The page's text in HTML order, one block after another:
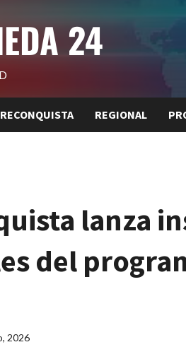
24
RECONQUISTA REGIONAL
lanza
del
2026